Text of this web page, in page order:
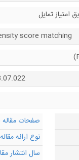
امتیاز تمایل
score matching
صفحات
نوع ارائه
سال انتشار